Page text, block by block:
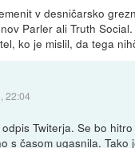
v desničarsko
Parler ali Truth
ko je mislil, da tega
22:04
Twiterja. Se bo
s časom ugasnila. Tako